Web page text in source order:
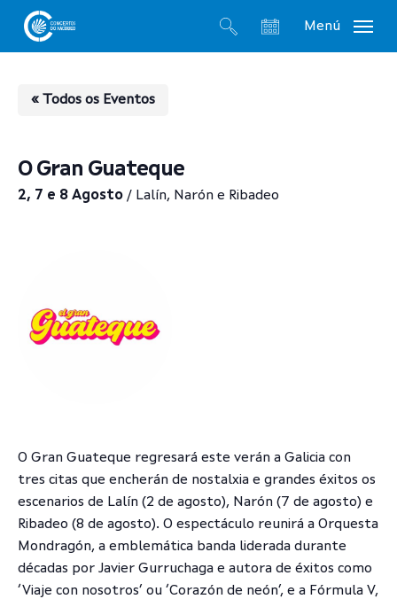
Menú
« Todos os Eventos
O Gran Guateque
2, 7 e 8 Agosto / Lalín, Narón e Ribadeo
O Gran Guateque regresará este verán a Galicia con
tres citas que encherán de nostalxia e grandes éxitos os
escenarios de Lalín (2 de agosto), Narón (7 de agosto) e
Ribadeo (8 de agosto). O espectáculo reunirá a Orquesta
Mondragón, a emblemática banda liderada durante
décadas por Javier Gurruchaga e autora de éxitos como
‘Viaje con nosotros’ ou ‘Corazón de neón’, e a Fórmula V,